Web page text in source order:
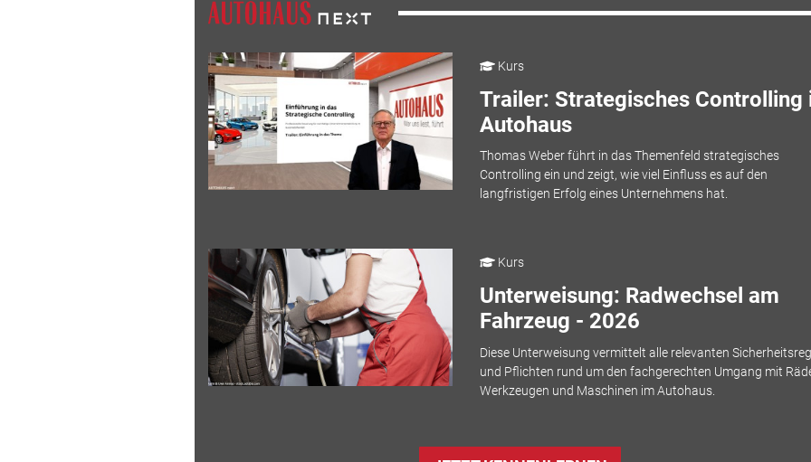
Kurs
Trailer: Strategisches Controlling
Autohaus
Thomas Weber führt in das Themenfeld strategisches
Controlling ein und zeigt, wie viel Einfluss es auf den
langfristigen Erfolg eines Unternehmens hat.
Kurs
Unterweisung: Radwechsel am
Fahrzeug - 2026
Diese Unterweisung vermittelt alle relevanten
und Pflichten rund um den fachgerechten Umgang mit
Werkzeugen und Maschinen im Autohaus.